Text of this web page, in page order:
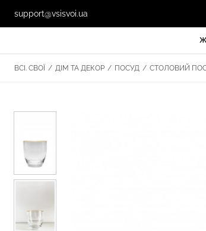
support@vsisvoi.ua
ВСІ. СВОЇ / ДІМ ТА ДЕКОР / ПОСУД / СТОЛОВИЙ